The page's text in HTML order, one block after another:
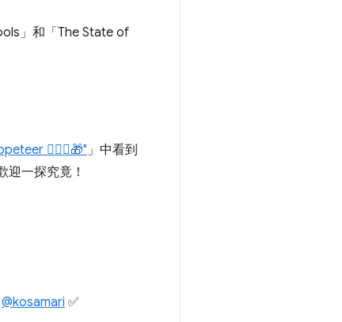
」 和「The State of
🤹🏻‍♂️🎁"」中看到
一探究竟！
@kosamari ✅